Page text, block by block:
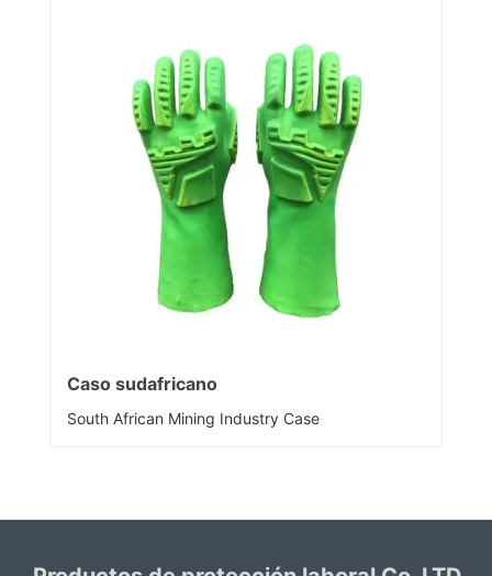
Caso sudafricano
South African Mining Industry Case